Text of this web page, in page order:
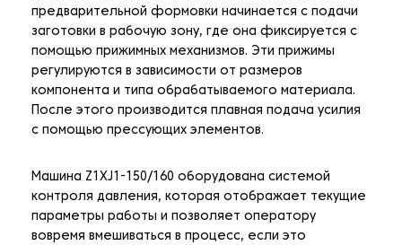
предварительной формовки начинается с подачи
заготовки в рабочую зону, где она фиксируется с
помощью прижимных механизмов. Эти прижимы
регулируются в зависимости от размеров
компонента и типа обрабатываемого материала.
После этого производится плавная подача усилия
с помощью прессующих элементов.
Машина Z1XJ1-150/160 оборудована системой
контроля давления, которая отображает текущие
параметры работы и позволяет оператору
вовремя вмешиваться в процесс, если это